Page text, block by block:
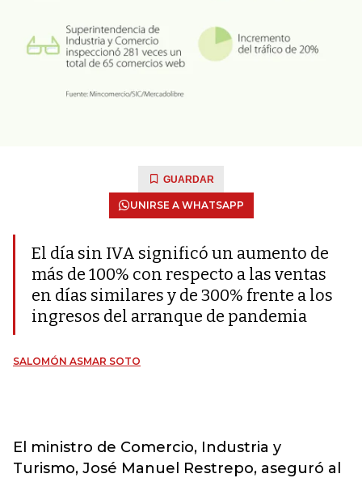
GUARDAR
UNIRSE A WHATSAPP
El día sin IVA significó un aumento de
más de 100% con respecto a las ventas
en días similares y de 300% frente a los
ingresos del arranque de pandemia
SALOMÓN ASMAR SOTO
El ministro de Comercio, Industria y
Turismo, José Manuel Restrepo, aseguró al